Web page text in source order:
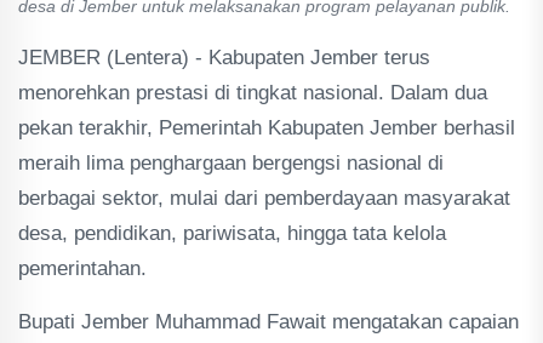
desa di Jember untuk melaksanakan program pelayanan publik.
JEMBER (Lentera) - Kabupaten Jember terus
menorehkan prestasi di tingkat nasional. Dalam dua
pekan terakhir, Pemerintah Kabupaten Jember berhasil
meraih lima penghargaan bergengsi nasional di
berbagai sektor, mulai dari pemberdayaan masyarakat
desa, pendidikan, pariwisata, hingga tata kelola
pemerintahan.
Bupati Jember Muhammad Fawait mengatakan capaian